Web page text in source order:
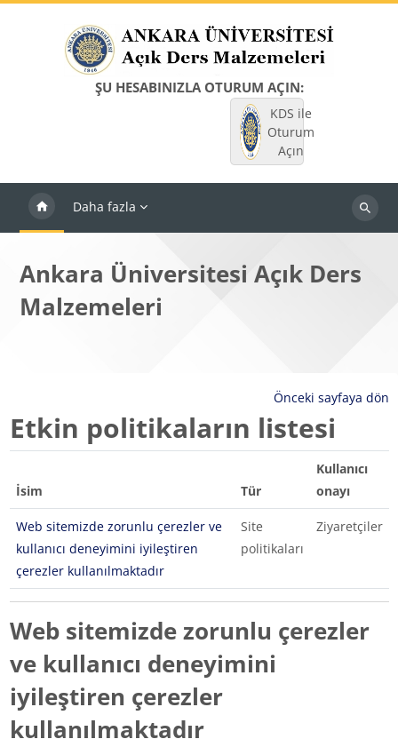
ŞU HESABINIZLA OTURUM AÇIN:
KDS ile
Oturum
Açın
Daha fazla
Dersleri
Ankara Üniversitesi Açık Ders
Malzemeleri
Önceki sayfaya dön
Etkin politikaların listesi
İsim Tür
Kullanıcı
onayı
Web sitemizde zorunlu çerezler ve
kullanıcı deneyimini iyileştiren
çerezler kullanılmaktadır
Site
politikaları
Ziyaretçiler
Web sitemizde zorunlu çerezler
ve kullanıcı deneyimini
iyileştiren çerezler
kullanılmaktadır